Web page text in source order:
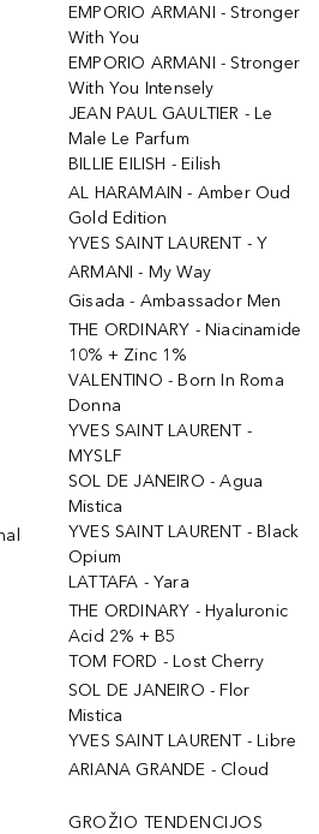
EMPORIO ARMANI - Stronger
With You
EMPORIO ARMANI - Stronger
With You Intensely
JEAN PAUL GAULTIER - Le
Male Le Parfum
BILLIE EILISH - Eilish
AL HARAMAIN - Amber Oud
Gold Edition
YVES SAINT LAURENT - Y
ARMANI - My Way
Gisada - Ambassador Men
THE ORDINARY - Niacinamide
10% + Zinc 1%
VALENTINO - Born In Roma
Donna
YVES SAINT LAURENT -
MYSLF
SOL DE JANEIRO - Agua
Mistica
YVES SAINT LAURENT - Black
Opium
LATTAFA - Yara
THE ORDINARY - Hyaluronic
Acid 2% + B5
TOM FORD - Lost Cherry
SOL DE JANEIRO - Flor
Mistica
YVES SAINT LAURENT - Libre
ARIANA GRANDE - Cloud
GROŽIO TENDENCIJOS